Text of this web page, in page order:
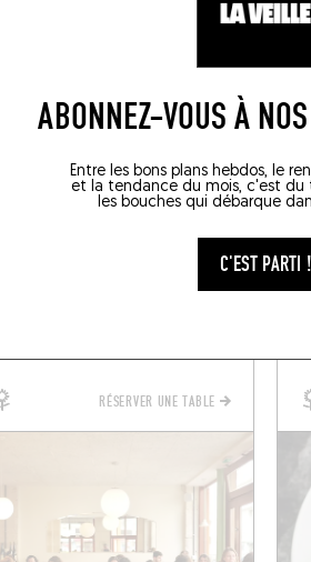
ABONNEZ-VOUS À
Entre les bons plans hebdos, le
et la tendance du mois, c'est
les bouches qui débarque
C'EST PARTI !
DE
/ CAVE À MANGER
RÉSERVER UNE TABLE